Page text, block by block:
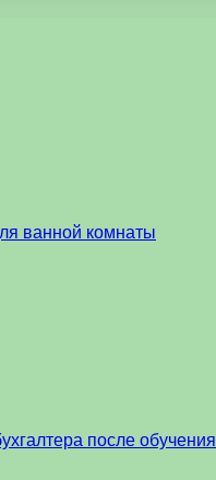
ванной комнаты
после обучения